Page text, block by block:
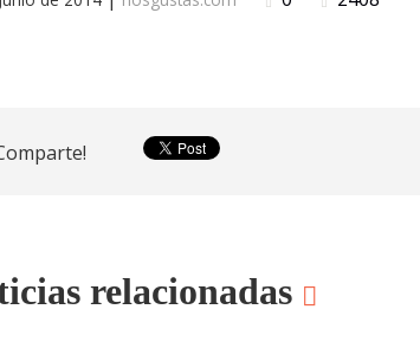
relacionadas